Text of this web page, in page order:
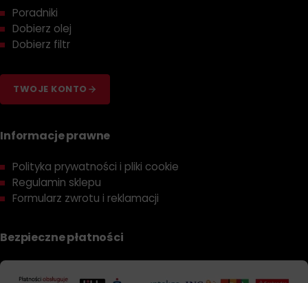
Poradniki
Dobierz olej
Dobierz filtr
TWOJE KONTO
Informacje prawne
Polityka prywatności i pliki cookie
Regulamin sklepu
Formularz zwrotu i reklamacji
Bezpieczne płatności